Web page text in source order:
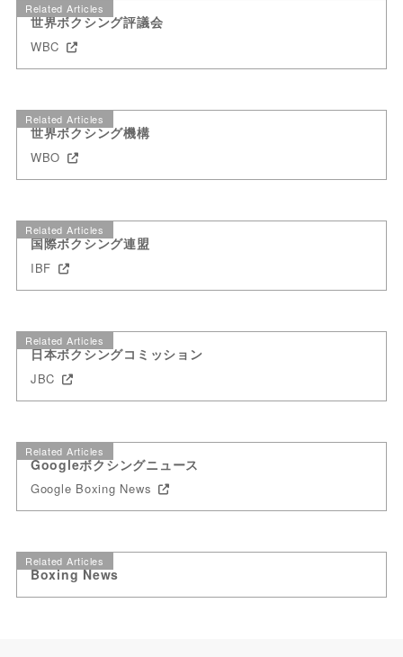
Related Articles
世界ボクシング評議会
WBC
Related Articles
世界ボクシング機構
WBO
Related Articles
国際ボクシング連盟
IBF
Related Articles
日本ボクシングコミッション
JBC
Related Articles
Googleボクシングニュース
Google Boxing News
Related Articles
Boxing News